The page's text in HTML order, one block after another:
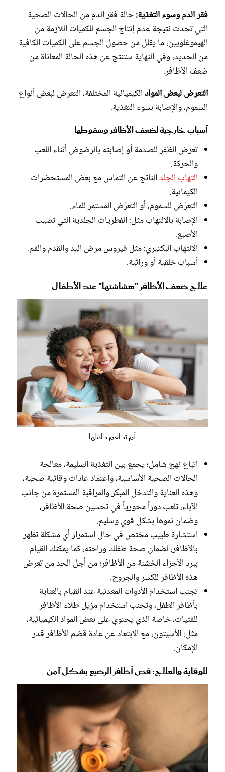
فقر الدم وسوء التغذية:حالة فقر الدم من الحالات الصحية
التي تحدث نتيجة عدم إنتاج الجسم للكميات اللازمة من
الهيموغلوبين، ما يقلل من حصول الجسم على الكميات الكافية
من الحديد، وفي النهاية ستنتج عن هذه الحالة المعاناة من
ضعف الأظافر.
التعرض لبعض الموادالكيميائية المختلفة، التعرض لبعض أنواع
السموم، والإصابة بسوء التغذية.
أسباب خارجية لضعف الأظافر وسقوطها
تعرض الظفر للصدمة أو إصابته بالرضوض أثناء اللعب
والحركة.
التهاب الجلدالناتج عن التماس مع بعض المستحضرات
الكيمائية.
التعرّض للسموم، أو التعرّض المستمر للماء.
الإصابة بالالتهاب مثل: الفطريات الجلدية التي تصيب
الأصبع.
الالتهاب البكتيري: مثل فيروس مرض اليد والقدم والفم.
أسباب خلقية أو وراثية.
علاج ضعف الأظافر "هشاشتها" عند الأطفال
أم تطعم طفلها
اتباع نهج شامل؛ يجمع بين التغذية السليمة، معالجة
الحالات الصحية الأساسية، واعتماد عادات وقائية صحية،
وهذه العناية والتدخل المبكر والمراقبة المستمرة من جانب
الآباء، تلعب دوراً محورياً في تحسين صحة الأظافر،
وضمان نموها بشكل قوي وسليم.
استشارة طبيب مختص في حال استمرار أي مشكلة تظهر
بالأظافر، لضمان صحة طفلك وراحته، كما يمكنك القيام
ببرد الأجزاء الخشنة من الأظافر؛ من أجل الحد من تعرض
هذه الأظافر للكسر والجروح.
تجنب استخدام الأدوات المعدنية عند القيام بالعناية
بأظافر الطفل، وتجنب استخدام مزيل طلاء الأظافر
للفتيات، خاصة الذي يحتوي على بعض المواد الكيميائية،
مثل: الأسيتون، مع الابتعاد عن عادة قضم الأظافر قدر
الإمكان.
للوقاية والعلاج: قص أظافر الرضيع بشكل آمن